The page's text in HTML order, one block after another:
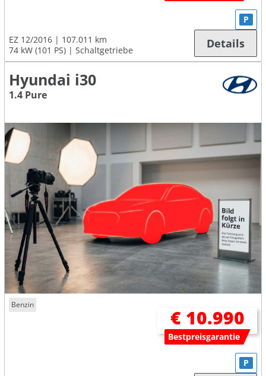
EZ 12/2016
107.011 km
74 kW (101 PS)
Schaltgetriebe
P
Details
Hyundai i30
1.4 Pure
Benzin
€ 10.990
Bestpreisgarantie
P